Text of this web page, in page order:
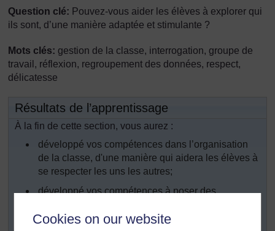
Cookies on our website
Question clé: Pouvez-vous aider les élèves à explorer qui
ils sont, d’une manière adaptée et stimulante ?
Mots clés: gestion de la classe, interrogation, groupe de
travail, réflexion, regroupement des données, respect,
délicatesse
Résultats de l’apprentissage
À la fin de cette section, vous aurez :
développé vos compétences dans l’organisation
de la classe, d'une manière qui aidera les élèves à
se respecter les uns les autres;
développé vos compétences à poser des
utilisé différentes manières de regrouper des